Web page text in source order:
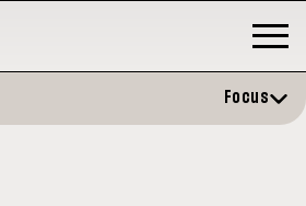
Focus